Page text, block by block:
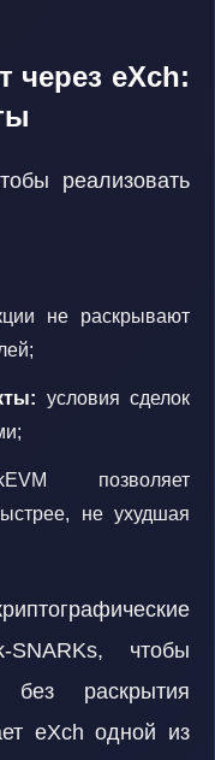
через eXch:
реализовать
не раскрывают
условия сделок
позволяет
не ухудшая
чтобы
без раскрытия
eXch одной из